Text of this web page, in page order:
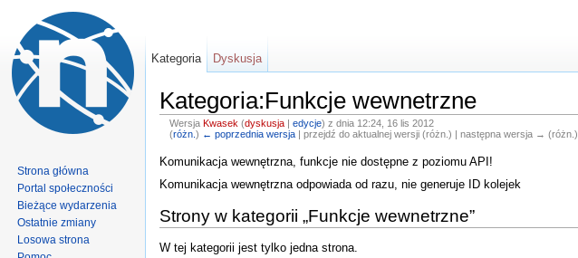
Kategoria:Funkcje wewnetrzne
Wersja Kwasek (dyskusja| edycje) z dnia 12:24, 16 lis 2012
(różn. ) ← poprzednia wersja| przejdź do aktualnej wersji (różn.) | następna wersja → (różn.)
Komunikacja wewnętrzna, funkcje nie dostępne z poziomu API!
Komunikacja wewnętrzna odpowiada od razu, nie generuje ID kolejek
Strony w kategorii „Funkcje wewnetrzne”
W tej kategorii jest tylko jedna strona.
Kategoria Dyskusja
Strona główna
Portal społeczności
Bieżące wydarzenia
Ostatnie zmiany
Losowa strona